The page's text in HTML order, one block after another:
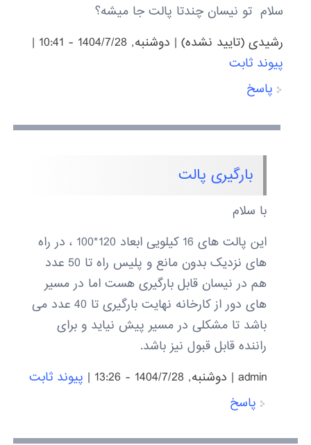
سلام تو نیسان چندتا پالت جا میشه؟
رشیدی (تایید نشده)| دوشنبه, 1404/7/28 - 10:41
|
پیوند ثابت
پاسخ
بارگیری پالت
با سلام
این پالت های 16 کیلویی ابعاد 120*100 ، در راه
های نزدیک بدون مانع و پلیس راه تا 50 عدد
هم در نیسان قابل بارگیری هست اما در مسیر
های دور از کارخانه نهایت بارگیری تا 40 عدد می
باشد تا مشکلی در مسیر پیش نیاید و برای
راننده قابل قبول نیز باشد.
admin
| دوشنبه, 1404/7/28 - 13:26 | پیوند ثابت
پاسخ